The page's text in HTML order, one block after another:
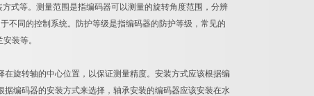
式等。测量范围是指编码器可以测量的旋转角度范围，分辨
不同的控制系统。防护等级是指编码器的防护等级，常见的
装等。
旋转轴的中心位置，以保证测量精度。安装方式应该根据编
编码器的安装方式来选择，轴承安装的编码器应该安装在水